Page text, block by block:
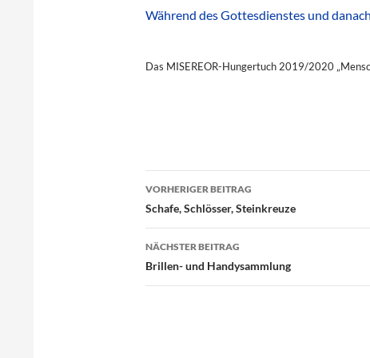
Während des Gottesdienstes und
Das MISEREOR-Hungertuch 2019/2020
Beitragsnavigation
VORHERIGER BEITRAG
Schafe, Schlösser, Steinkreuze
NÄCHSTER BEITRAG
Brillen- und Handysammlung